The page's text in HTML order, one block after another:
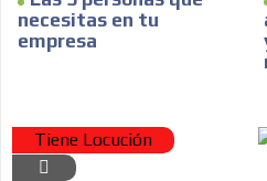
necesitas en tu
empresa
Tiene Locución